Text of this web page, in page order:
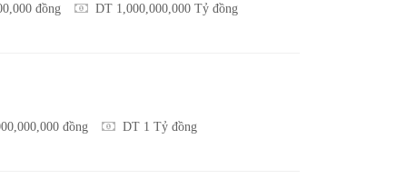
đồng
DT 1,000,000,000 Tỷ đồng
đồng
DT 1 Tỷ đồng